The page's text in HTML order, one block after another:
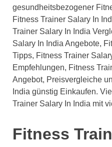
gesundheitsbezogener
Fitness Trainer Salary In
Trainer Salary In India
Salary In India Angebote,
Tipps, Fitness Trainer
Empfehlungen, Fitness
Angebot, Preisvergleiche
India günstig Einkaufen.
Trainer Salary In India mit
Fitness